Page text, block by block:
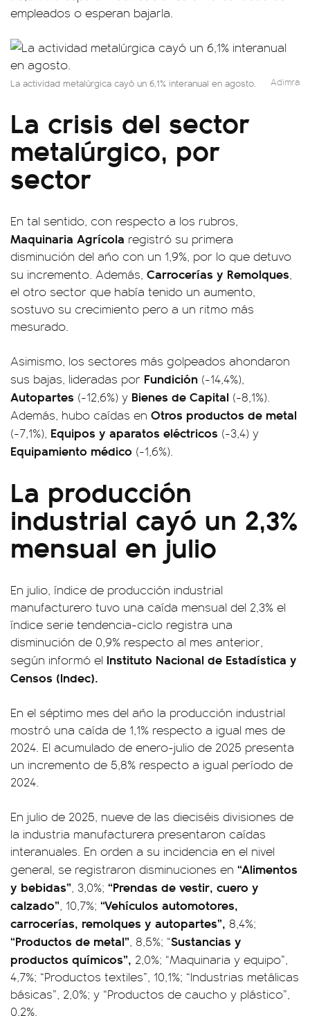
empleados o esperan bajarla.
La actividad metalúrgica cayó un 6,1% interanual en agosto. Adimra
La crisis del sector
metalúrgico, por
sector
En tal sentido, con respecto a los rubros,
Maquinaria Agrícola registró su primera
disminución del año con un 1,9%, por lo que detuvo
su incremento. Además, Carrocerías y Remolques,
el otro sector que había tenido un aumento,
sostuvo su crecimiento pero a un ritmo más
mesurado.
Asimismo, los sectores más golpeados ahondaron
sus bajas, lideradas por Fundición (-14,4%),
Autopartes (-12,6%) y Bienes de Capital (-8,1%).
Además, hubo caídas en Otros productos de metal
(-7,1%), Equipos y aparatos eléctricos (-3,4) y
Equipamiento médico (-1,6%).
La producción
industrial cayó un 2,3%
mensual en julio
En julio, índice de producción industrial
manufacturero tuvo una caída mensual del 2,3% el
índice serie tendencia-ciclo registra una
disminución de 0,9% respecto al mes anterior,
según informó el Instituto Nacional de Estadística y
Censos (Indec).
En el séptimo mes del año la producción industrial
mostró una caída de 1,1% respecto a igual mes de
2024. El acumulado de enero-julio de 2025 presenta
un incremento de 5,8% respecto a igual período de
2024.
En julio de 2025, nueve de las dieciséis divisiones de
la industria manufacturera presentaron caídas
interanuales. En orden a su incidencia en el nivel
general, se registraron disminuciones en “Alimentos
y bebidas”, 3,0%; “Prendas de vestir, cuero y
calzado”, 10,7%; “Vehículos automotores,
carrocerías, remolques y autopartes”, 8,4%;
“Productos de metal”, 8,5%; “Sustancias y
productos químicos”, 2,0%; “Maquinaria y equipo”,
4,7%; “Productos textiles”, 10,1%; “Industrias metálicas
básicas”, 2,0%; y “Productos de caucho y plástico”,
0,2%.